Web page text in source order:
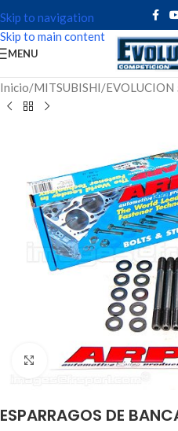
Skip to navigation
Skip to main content
MENU
Inicio MITSUBISHI EVOLUCION
Click to enlarge
ESPARRAGOS DE